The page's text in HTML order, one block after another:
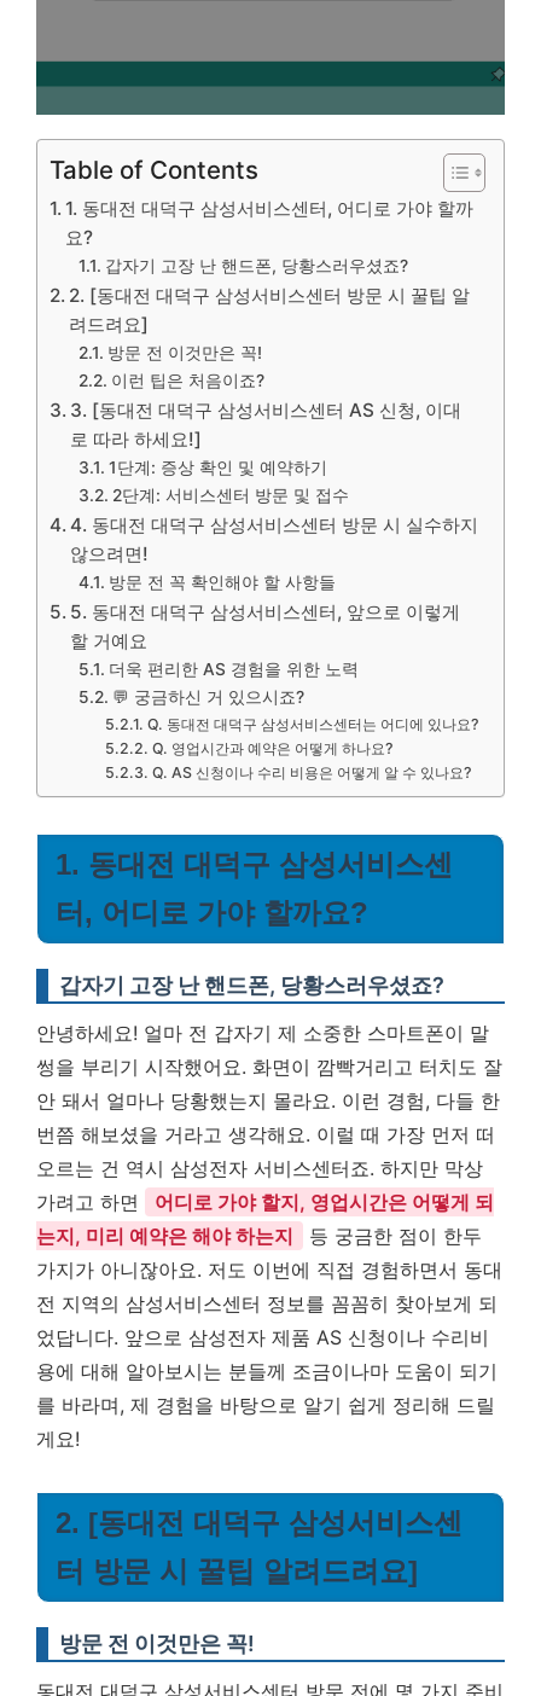
Table of Contents
1. 동대전 대덕구 삼성서비스센터, 어디로 가야 할까
요?
갑자기 고장 난 핸드폰, 당황스러우셨죠?
2. [동대전 대덕구 삼성서비스센터 방문 시 꿀팁 알
려드려요]
방문 전 이것만은 꼭!
이런 팁은 처음이죠?
3. [동대전 대덕구 삼성서비스센터 AS 신청, 이대
로 따라 하세요!]
1단계: 증상 확인 및 예약하기
2단계: 서비스센터 방문 및 접수
4. 동대전 대덕구 삼성서비스센터 방문 시 실수하지
않으려면!
방문 전 꼭 확인해야 할 사항들
5. 동대전 대덕구 삼성서비스센터, 앞으로 이렇게
할 거예요
더욱 편리한 AS 경험을 위한 노력
💬 궁금하신 거 있으시죠?
Q. 동대전 대덕구 삼성서비스센터는 어디에 있나요?
Q. 영업시간과 예약은 어떻게 하나요?
Q. AS 신청이나 수리 비용은 어떻게 알 수 있나요?
1. 동대전 대덕구 삼성서비스센
터, 어디로 가야 할까요?
갑자기 고장 난 핸드폰, 당황스러우셨죠?
안녕하세요! 얼마 전 갑자기 제 소중한 스마트폰이 말
썽을 부리기 시작했어요. 화면이 깜빡거리고 터치도 잘
안 돼서 얼마나 당황했는지 몰라요. 이런 경험, 다들 한
번쯤 해보셨을 거라고 생각해요. 이럴 때 가장 먼저 떠
오르는 건 역시 삼성전자 서비스센터죠. 하지만 막상
가려고 하면
어디로 가야 할지, 영업시간은 어떻게 되
는지, 미리 예약은 해야 하는지
등 궁금한 점이 한두
가지가 아니잖아요. 저도 이번에 직접 경험하면서 동대
전 지역의 삼성서비스센터 정보를 꼼꼼히 찾아보게 되
었답니다. 앞으로 삼성전자 제품 AS 신청이나 수리비
용에 대해 알아보시는 분들께 조금이나마 도움이 되기
를 바라며, 제 경험을 바탕으로 알기 쉽게 정리해 드릴
게요!
2. [동대전 대덕구 삼성서비스센
터 방문 시 꿀팁 알려드려요]
방문 전 이것만은 꼭!
동대전 대덕구 삼성서비스센터 방문 전에 몇 가지 준비